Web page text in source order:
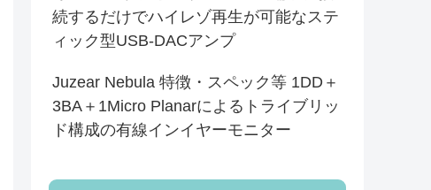
続するだけでハイレゾ再生が可能なステ
ィック型USB-DACアンプ
Juzear Nebula 特徴・スペック等 1DD＋
3BA＋1Micro Planarによるトライブリッ
ド構成の有線インイヤーモニター